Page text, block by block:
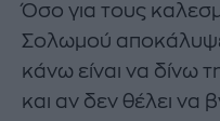
Όσο για τους
Σολωμού
κάνω είναι να δίνω
και αν δεν θέλει να